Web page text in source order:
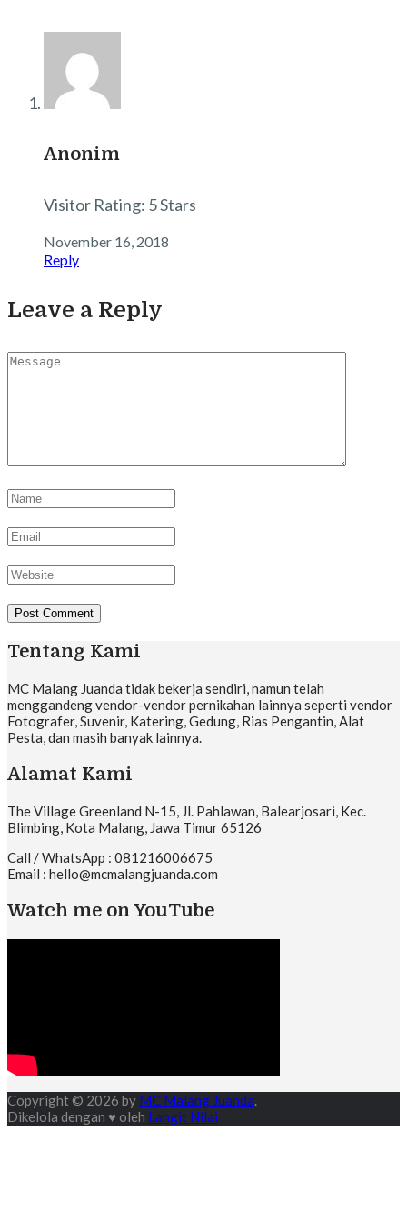
Anonim
Visitor Rating: 5 Stars
November 16, 2018
Reply
Leave a Reply
Tentang Kami
MC Malang Juanda tidak bekerja sendiri, namun telah
menggandeng vendor-vendor pernikahan lainnya seperti vendor
Fotografer, Suvenir, Katering, Gedung, Rias Pengantin, Alat
Pesta, dan masih banyak lainnya.
Alamat Kami
The Village Greenland N-15, Jl. Pahlawan, Balearjosari, Kec.
Blimbing, Kota Malang, Jawa Timur 65126
Call / WhatsApp : 081216006675
Email : hello@mcmalangjuanda.com
Watch me on YouTube
Copyright © 2026 by MC Malang Juanda.
Dikelola dengan ♥ oleh Langit Nilai